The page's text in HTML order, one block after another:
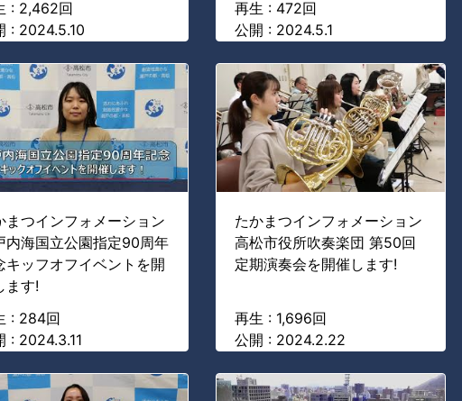
: 2,462回
: 2024.5.10
再生 : 472回
公開 : 2024.5.1
まつインフォメーション
内海国立公園指定90周年
キッフオフイベントを開
ます!
: 284回
: 2024.3.11
たかまつインフォメーション
高松市役所吹奏楽団 第50回
定期演奏会を開催します!
再生 : 1,696回
公開 : 2024.2.22